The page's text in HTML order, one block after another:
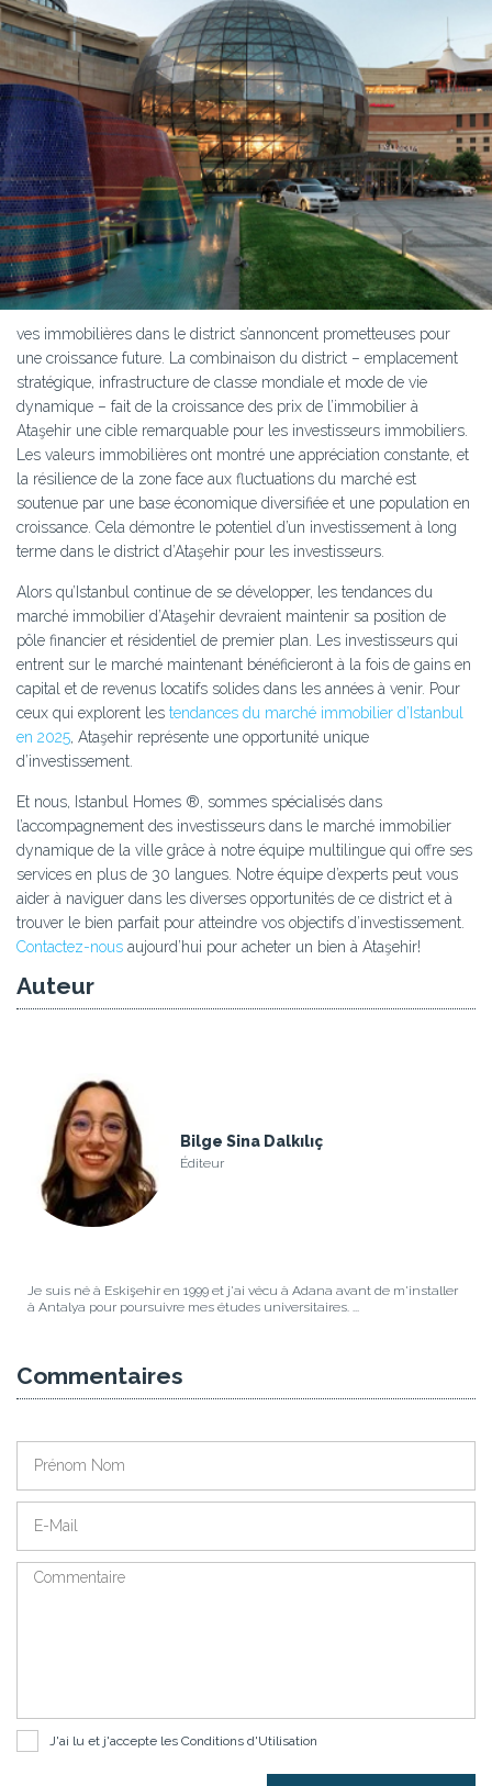
ves immobilières dans le district s’annoncent prometteuses pour
une croissance future. La combinaison du district – emplacement
stratégique, infrastructure de classe mondiale et mode de vie
dynamique – fait de la croissance des prix de l’immobilier à
Ataşehir une cible remarquable pour les investisseurs immobiliers.
Les valeurs immobilières ont montré une appréciation constante, et
la résilience de la zone face aux fluctuations du marché est
soutenue par une base économique diversifiée et une population en
croissance. Cela démontre le potentiel d’un investissement à long
terme dans le district d’Ataşehir pour les investisseurs.
Alors qu’Istanbul continue de se développer, les tendances du
marché immobilier d’Ataşehir devraient maintenir sa position de
pôle financier et résidentiel de premier plan. Les investisseurs qui
entrent sur le marché maintenant bénéficieront à la fois de gains en
capital et de revenus locatifs solides dans les années à venir. Pour
ceux qui explorent les tendances du marché immobilier d’Istanbul
en 2025, Ataşehir représente une opportunité unique
d’investissement.
Et nous, Istanbul Homes ®, sommes spécialisés dans
l’accompagnement des investisseurs dans le marché immobilier
dynamique de la ville grâce à notre équipe multilingue qui offre ses
services en plus de 30 langues. Notre équipe d’experts peut vous
aider à naviguer dans les diverses opportunités de ce district et à
trouver le bien parfait pour atteindre vos objectifs d’investissement.
Contactez-nous aujourd’hui pour acheter un bien à Ataşehir!
Auteur
Bilge Sina Dalkılıç
Éditeur
Je suis né à Eskişehir en 1999 et j'ai vécu à Adana avant de m'installer
à Antalya pour poursuivre mes études universitaires. ...
Commentaires
J'ai lu et j'accepte les Conditions d'Utilisation